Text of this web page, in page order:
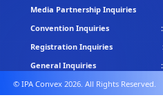
Media Partnership Inquiries :
Convention Inquiries :
Registration Inquiries :
General Inquiries :
© IPA Convex 2026. All Rights Reserved.